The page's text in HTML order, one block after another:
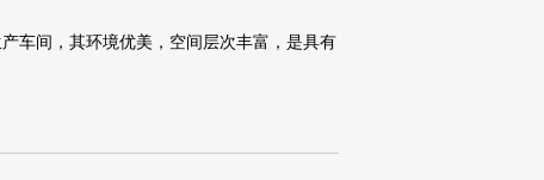
车间，其环境优美，空间层次丰富，是具有